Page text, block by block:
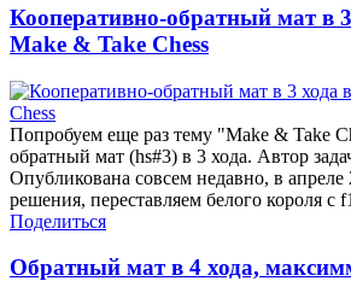
Кооперативно-обратный мат в
Make & Take Chess
Попробуем еще раз тему "Make & Take
обратный мат (hs#3) в 3 хода. Автор
Опубликована совсем недавно, в апреле
решения, переставляем белого короля с
Поделиться
Обратный мат в 4 хода,